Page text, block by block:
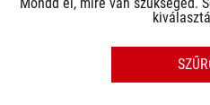
1 260 300 Ft-